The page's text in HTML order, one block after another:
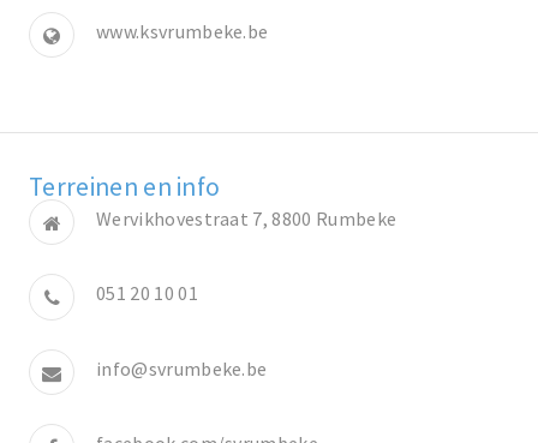
www.ksvrumbeke.be
Terreinen en info
Wervikhovestraat 7, 8800 Rumbeke
051 20 10 01
info@svrumbeke.be